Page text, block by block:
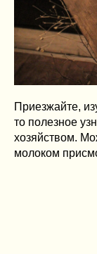
Приезжайте,
то полезное
хозяйством.
молоком